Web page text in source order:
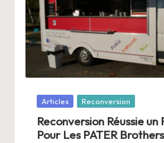
Posté
Articles Reconversion
Reconversion Réussie
Pour Les PATER Brothers